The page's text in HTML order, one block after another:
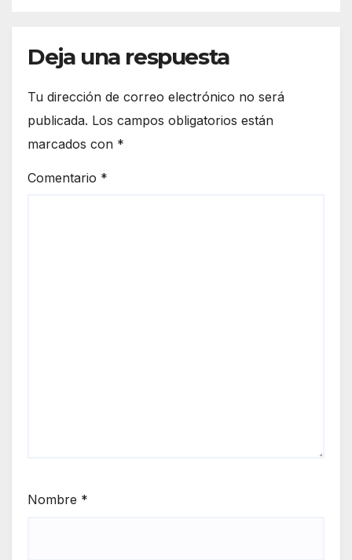
Deja una respuesta
Tu dirección de correo electrónico no será
publicada. Los campos obligatorios están
marcados con *
Comentario *
Nombre *